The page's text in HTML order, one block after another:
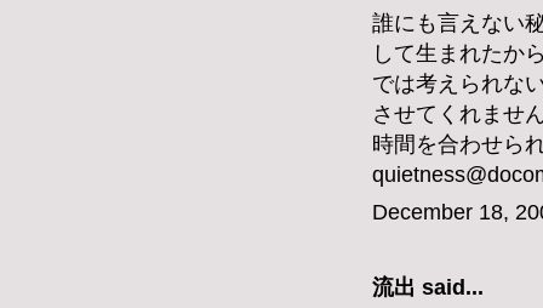
誰にも言えない
して生まれたか
では考えられな
させてくれませ
時間を合わせら
December 18,
流出 said...